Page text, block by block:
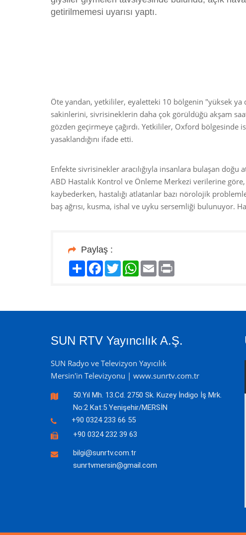
getirilmemesi uyarısı yaptı.
Öte yandan, yetkililer, eyaletteki 10 bölgenin "yüksek
sakinlerini, sivrisineklerin daha çok görüldüğü akşam
gözden geçirmeye çağırdı. Yetkililer, Oxford
yasaklandığını ifade etti.
Enfekte sivrisinekler aracılığıyla insanlara bulaşan
ABD Hastalık Kontrol ve Önleme Merkezi verilerine göre,
kaybederken, hastalığı atlatanlar bazı nörolojik
baş ağrısı, kusma, ishal ve uyku sersemliği bulunuyor.
Paylaş :
PaylaşFacebook
TwitterWhatsApp
Email
SUN RTV Yayıncılık A.Ş.
SUN Radyo ve Televizyon Yayıcılık
Mersin'in Televizyonu | www.sunrtv.com.tr
50.Yıl Mh. 13.Cd. 2750 Sk. Kuzey İndigo İş Mrk.
No:2 Kat:5 Yenişehir/MERSİN
+90 0324 233 66 55
+90 0324 232 39 63
bilgi@sunrtv.com.tr
sunrtvmersin@gmail.com